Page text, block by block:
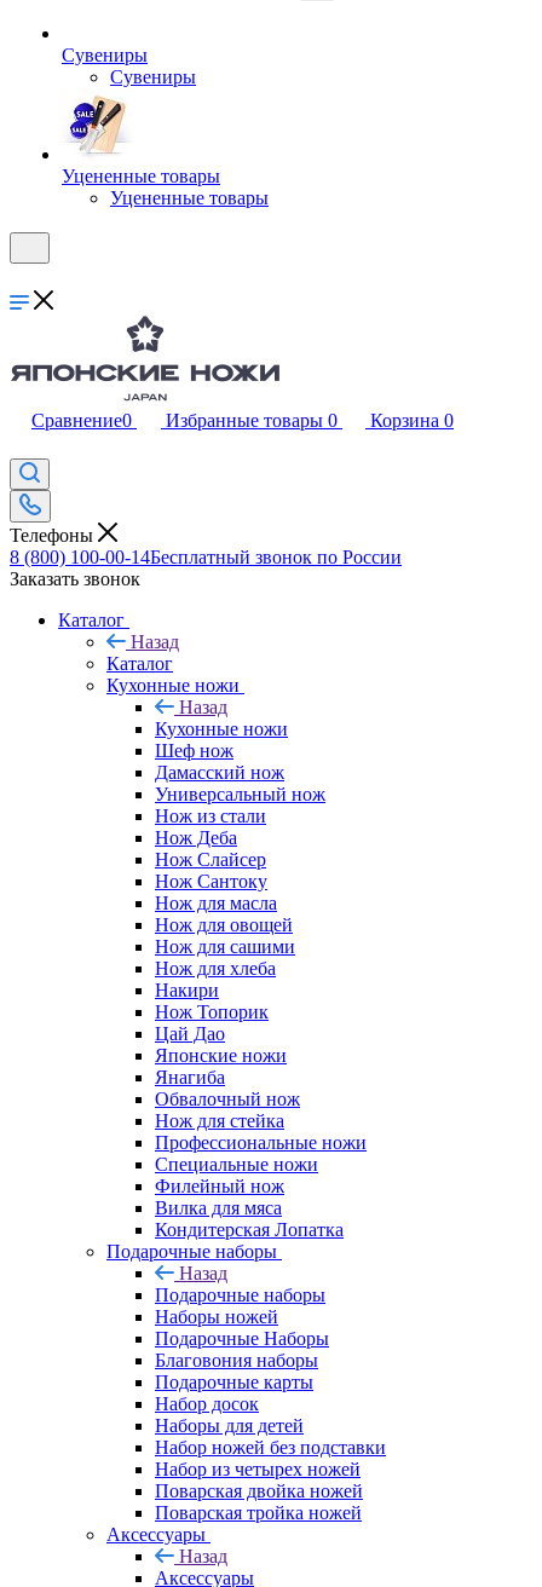
Сувениры
Сувениры
Уцененные товары
Уцененные товары
Сравнение0 Избранные товары 0 Корзина 0
Телефоны
8 (800) 100-00-14Бесплатный звонок по России
Заказать звонок
Каталог
Назад
Каталог
Кухонные ножи
Назад
Кухонные ножи
Шеф нож
Дамасский нож
Универсальный нож
Нож из стали
Нож Деба
Нож Слайсер
Нож Сантоку
Нож для масла
Нож для овощей
Нож для сашими
Нож для хлеба
Накири
Нож Топорик
Цай Дао
Японские ножи
Янагиба
Обвалочный нож
Нож для стейка
Профессиональные ножи
Специальные ножи
Филейный нож
Вилка для мяса
Кондитерская Лопатка
Подарочные наборы
Назад
Подарочные наборы
Наборы ножей
Подарочные Наборы
Благовония наборы
Подарочные карты
Набор досок
Наборы для детей
Набор ножей без подставки
Набор из четырех ножей
Поварская двойка ножей
Поварская тройка ножей
Аксессуары
Назад
Аксессуары